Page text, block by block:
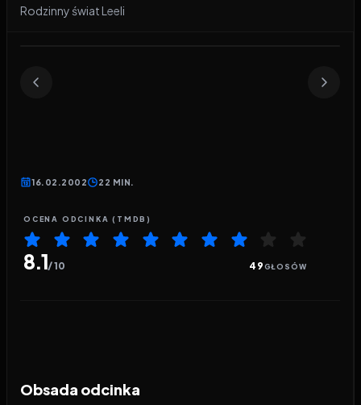
Rodzinny świat Leeli
16.02.2002 22 MIN.
OCENA ODCINKA (TMDB)
8.1/ 10 49GŁOSÓW
Obsada odcinka